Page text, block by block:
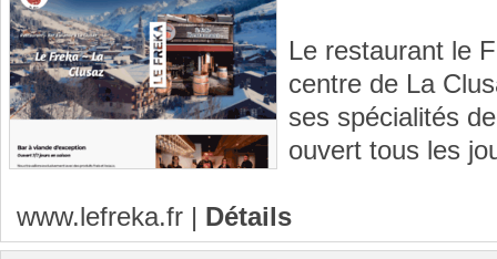
Le restaurant le
centre de La
ses spécialités
ouvert tous les
www.lefreka.fr | Détails